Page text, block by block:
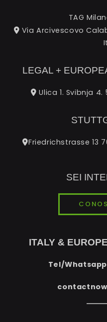
TAG
Via Arcivescovo
LEGAL +
Ulica 1. Svibnja
Friedrichstrasse 13
SEI
ITALY &
Tel/Whatsapp